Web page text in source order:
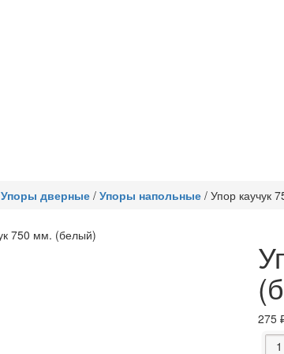
Упоры дверные / Упоры напольные / Упор каучук
275